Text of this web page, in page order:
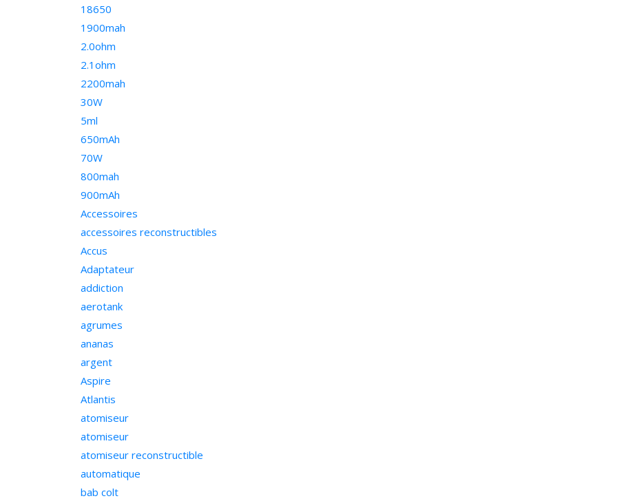
18650
1900mah
2.0ohm
2.1ohm
2200mah
30W
5ml
650mAh
70W
800mah
900mAh
Accessoires
accessoires reconstructibles
Accus
Adaptateur
addiction
aerotank
agrumes
ananas
argent
Aspire
Atlantis
atomiseur
atomiseur
atomiseur reconstructible
automatique
bab colt